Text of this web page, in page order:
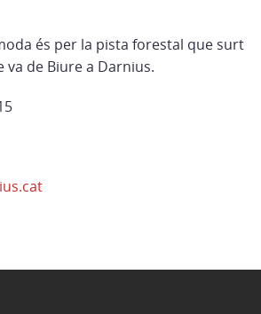
és per la pista forestal que surt
va de Biure a Darnius.